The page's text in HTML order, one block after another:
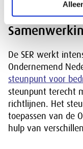
De SER werkt
Ondernemend
steunpunt voor
steunpunt terecht
richtlijnen. Het
toepassen van de
hulp van